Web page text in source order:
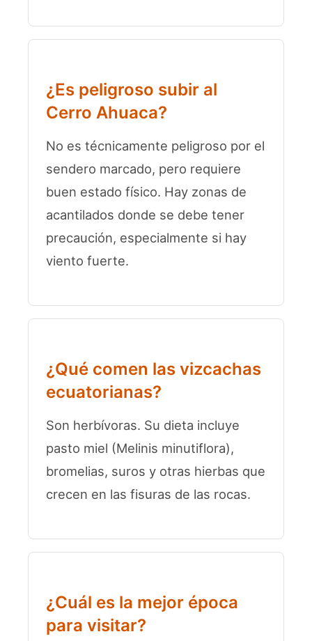
¿Es peligroso subir al
Cerro Ahuaca?
No es técnicamente peligroso por el
sendero marcado, pero requiere
buen estado físico. Hay zonas de
acantilados donde se debe tener
precaución, especialmente si hay
viento fuerte.
¿Qué comen las vizcachas
ecuatorianas?
Son herbívoras. Su dieta incluye
pasto miel (Melinis minutiflora),
bromelias, suros y otras hierbas que
crecen en las fisuras de las rocas.
¿Cuál es la mejor época
para visitar?